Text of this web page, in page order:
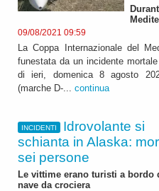
09/08/2021 09:59
La Coppa Internazionale del
funestata da un incidente
di ieri, domenica 8 agosto
(marche D-... continua
INCIDENTI
Idrovolante si
schianta in Alaska:
sei persone
Le vittime erano turisti a bordo
nave da crociera